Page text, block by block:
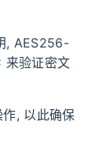
, AES256-
来验证密文
, 以此确保